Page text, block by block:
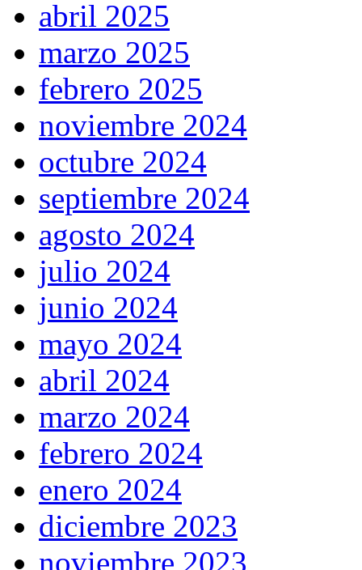
abril 2025
marzo 2025
febrero 2025
noviembre 2024
octubre 2024
septiembre 2024
agosto 2024
julio 2024
junio 2024
mayo 2024
abril 2024
marzo 2024
febrero 2024
enero 2024
diciembre 2023
noviembre 2023